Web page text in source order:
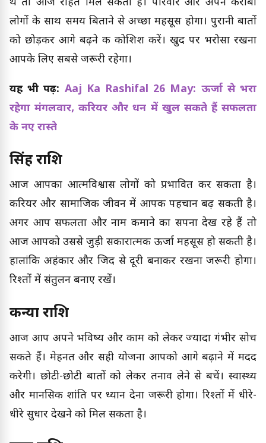
लोगों के साथ समय बिताने से अच्छा महसूस होगा। पुरानी बातों
को छोड़कर आगे बढ़ने की कोशिश करें। खुद पर भरोसा रखना
आपके लिए सबसे जरूरी रहेगा।
यह भी पढ़ें: Aaj Ka Rashifal 26 May: ऊर्जा से भरा
रहेगा मंगलवार, करियर और धन में खुल सकते हैं सफलता
के नए रास्ते
सिंह राशि
आज आपका आत्मविश्वास लोगों को प्रभावित कर सकता है।
करियर और सामाजिक जीवन में आपकी पहचान बढ़ सकती है।
अगर आप सफलता और नाम कमाने का सपना देख रहे हैं तो
आज आपको उससे जुड़ी सकारात्मक ऊर्जा महसूस हो सकती है।
हालांकि अहंकार और जिद से दूरी बनाकर रखना जरूरी होगा।
रिश्तों में संतुलन बनाए रखें।
कन्या राशि
आज आप अपने भविष्य और काम को लेकर ज्यादा गंभीर सोच
सकते हैं। मेहनत और सही योजना आपको आगे बढ़ाने में मदद
करेगी। छोटी-छोटी बातों को लेकर तनाव लेने से बचें। स्वास्थ्य
और मानसिक शांति पर ध्यान देना जरूरी होगा। रिश्तों में धीरे-
धीरे सुधार देखने को मिल सकता है।